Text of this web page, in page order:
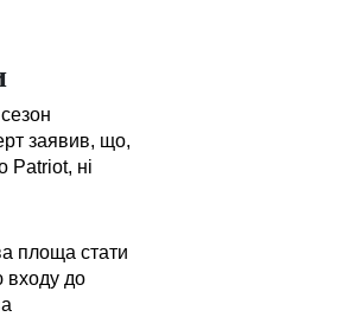
заявив, що,
Patriot, ні
площа стати
входу до